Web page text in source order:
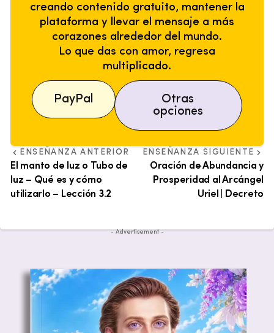
creando contenido gratuito, mantener la
plataforma y llevar el mensaje a más
corazones alrededor del mundo.
Lo que das con amor, regresa
multiplicado.
PayPal
Otras
opciones
ENSEÑANZA ANTERIOR
El manto de luz o Tubo de
luz – Qué es y cómo
utilizarlo – Lección 3.2
ENSEÑANZA SIGUIENTE
Oración de Abundancia y
Prosperidad al Arcángel
Uriel | Decreto
- Advertisement -